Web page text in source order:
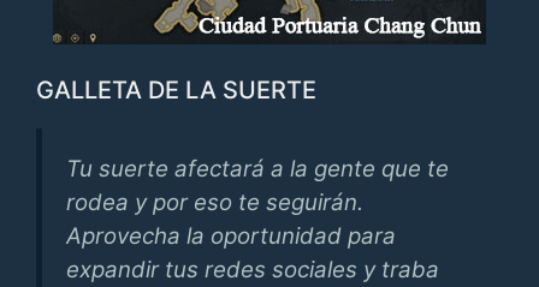
GALLETA DE LA SUERTE
Tu suerte afectará a la gente que te
rodea y por eso te seguirán.
Aprovecha la oportunidad para
expandir tus redes sociales y traba